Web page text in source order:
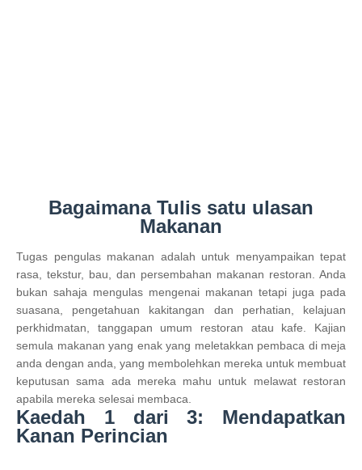
Bagaimana Tulis satu ulasan
Makanan
Tugas pengulas makanan adalah untuk menyampaikan tepat
rasa, tekstur, bau, dan persembahan makanan restoran. Anda
bukan sahaja mengulas mengenai makanan tetapi juga pada
suasana, pengetahuan kakitangan dan perhatian, kelajuan
perkhidmatan, tanggapan umum restoran atau kafe. Kajian
semula makanan yang enak yang meletakkan pembaca di meja
anda dengan anda, yang membolehkan mereka untuk membuat
keputusan sama ada mereka mahu untuk melawat restoran
apabila mereka selesai membaca.
Kaedah 1 dari 3: Mendapatkan
Kanan Perincian